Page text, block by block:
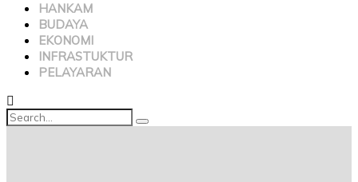
HANKAM
BUDAYA
EKONOMI
INFRASTUKTUR
PELAYARAN